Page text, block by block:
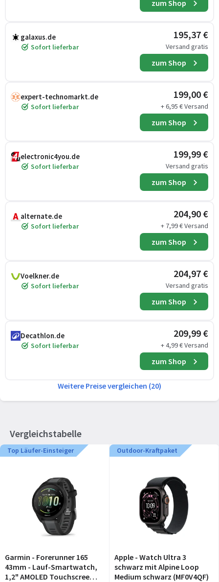
zum Shop
galaxus.de
Sofort lieferbar
195,37 €
Versand gratis
zum Shop
expert-technomarkt.de
Sofort lieferbar
199,00 €
+ 6,95 € Versand
zum Shop
electronic4you.de
Sofort lieferbar
199,99 €
Versand gratis
zum Shop
alternate.de
Sofort lieferbar
204,90 €
+ 7,99 € Versand
zum Shop
Voelkner.de
Sofort lieferbar
204,97 €
Versand gratis
zum Shop
Decathlon.de
Sofort lieferbar
209,99 €
+ 4,99 € Versand
zum Shop
Weitere Preise vergleichen (20)
Vergleichstabelle
Top Läufer-Einsteiger
Garmin - Forerunner 165
43mm - Lauf-Smartwatch,
1,2" AMOLED Touchscreen,
Outdoor-Kraftpaket
Apple - Watch Ultra 3
schwarz mit Alpine Loop
Medium schwarz (MF0V4QF)